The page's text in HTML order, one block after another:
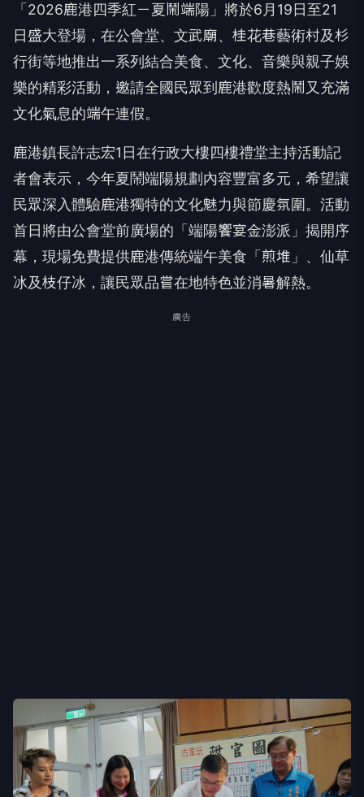
「2026鹿港四季紅－夏鬧端陽」將於6月19日至21
日盛大登場，在公會堂、文武廟、桂花巷藝術村及杉
行街等地推出一系列結合美食、文化、音樂與親子娛
樂的精彩活動，邀請全國民眾到鹿港歡度熱鬧又充滿
文化氣息的端午連假。
鹿港鎮長許志宏1日在行政大樓四樓禮堂主持活動記
者會表示，今年夏鬧端陽規劃內容豐富多元，希望讓
民眾深入體驗鹿港獨特的文化魅力與節慶氛圍。活動
首日將由公會堂前廣場的「端陽饗宴金澎派」揭開序
幕，現場免費提供鹿港傳統端午美食「煎堆」、仙草
冰及枝仔冰，讓民眾品嘗在地特色並消暑解熱。
廣告